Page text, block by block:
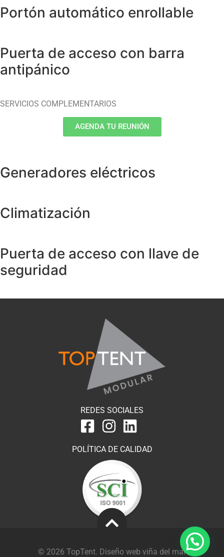
Portón automático enrollable
Puerta de acceso con barra
antipánico
SERVICIOS COMPLEMENTARIOS
AGENDA TU REUNIÓN
Generadores eléctricos
Climatización
Puerta de acceso con llave de
seguridad
REDES SOCIALES
POLÍTICA DE CALIDAD
© 2026 TopTent. Diseño web viña del mar